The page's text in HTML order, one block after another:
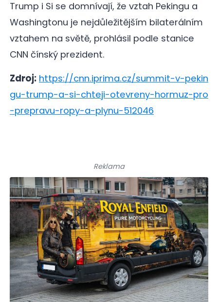
Trump i Si se domnívají, že vztah Pekingu a
Washingtonu je nejdůležitějším bilaterálním
vztahem na světě, prohlásil podle stanice
CNN čínský prezident.
Zdroj: https://cnn.iprima.cz/summit-v-pekin
gu-trump-a-si-chteji-otevreny-hormuz-pro
-prepravu-ropy-a-plynu-512046
Reklama